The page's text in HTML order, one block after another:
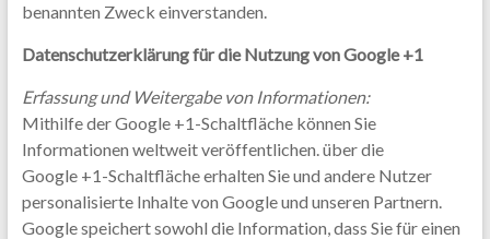
benannten Zweck einverstanden.
Datenschutzerklärung für die Nutzung von Google +1
Erfassung und Weitergabe von Informationen:
Mithilfe der Google +1-Schaltfläche können Sie
Informationen weltweit veröffentlichen. über die
Google +1-Schaltfläche erhalten Sie und andere Nutzer
personalisierte Inhalte von Google und unseren Partnern.
Google speichert sowohl die Information, dass Sie für einen